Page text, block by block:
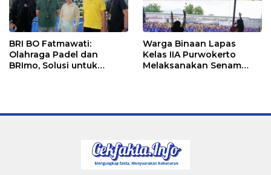
BRI BO Fatmawati:
Olahraga Padel dan
BRImo, Solusi untuk
Warga Binaan Lapas
Kelas IIA Purwokerto
Melaksanakan Senam